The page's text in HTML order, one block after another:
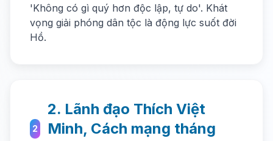
'Không có gì quý hơn độc lập, tự do'. Khát
vọng giải phóng dân tộc là động lực suốt đời
Hồ.
2
2. Lãnh đạo Thích Việt
Minh, Cách mạng tháng